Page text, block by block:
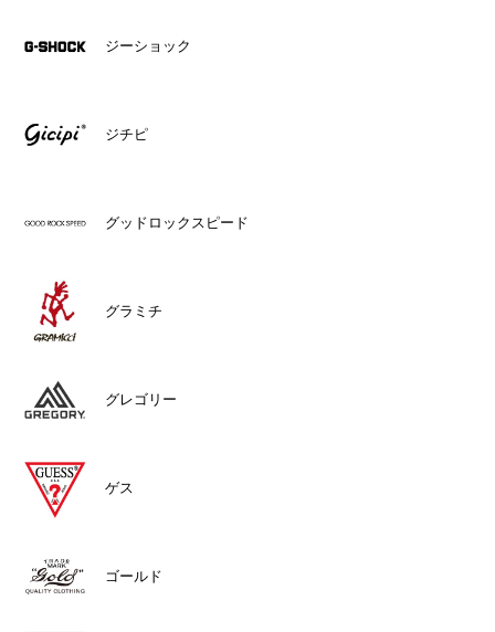
ジーショック
ジチピ
グッドロックスピード
グラミチ
グレゴリー
ゲス
ゴールド